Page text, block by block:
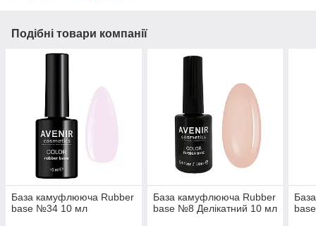
Подібні товари компанії
База камуфлююча Rubber
base №34 10 мл
База камуфлююча Rubber
base №8 Делікатний 10 мл